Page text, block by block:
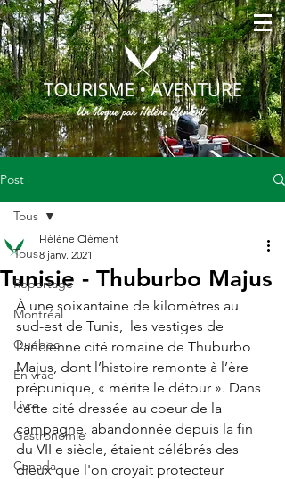
Post
Tous
Reportage
Montréal
Québec
En vrac
Livre
Gastronomie
Canada
Tous
Tunisie - Thuburbo Majus
Hélène Clément
8 janv. 2021
À une soixantaine de kilomètres au
sud-est de Tunis,  les vestiges de
l’ancienne cité romaine de Thuburbo
Majus, dont l’histoire remonte à l’ère
prépunique, « mérite le détour ». Dans
cette cité dressée au coeur de la
campagne, abandonnée depuis la fin
du VII e siècle, étaient célébrés des
dieux que l'on croyait protecteur